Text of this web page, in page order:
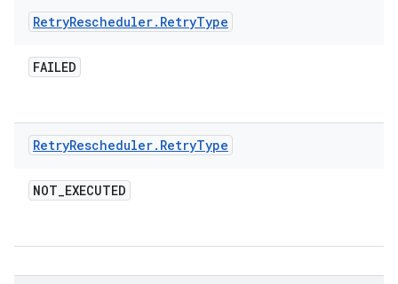
RetryRescheduler. RetryType
FAILED
RetryRescheduler. RetryType
NOT_EXECUTED